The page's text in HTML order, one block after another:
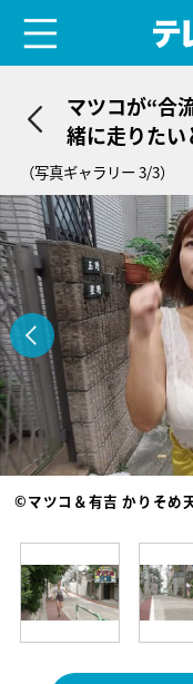
マツコが“合
緒に走りたい
（写真ギャラリー 3/3）
©マツコ＆有吉 かりそめ